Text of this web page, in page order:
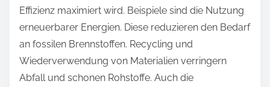
Effizienz maximiert wird. Beispiele sind die Nutzung
erneuerbarer Energien. Diese reduzieren den Bedarf
an fossilen Brennstoffen. Recycling und
Wiederverwendung von Materialien verringern
Abfall und schonen Rohstoffe. Auch die